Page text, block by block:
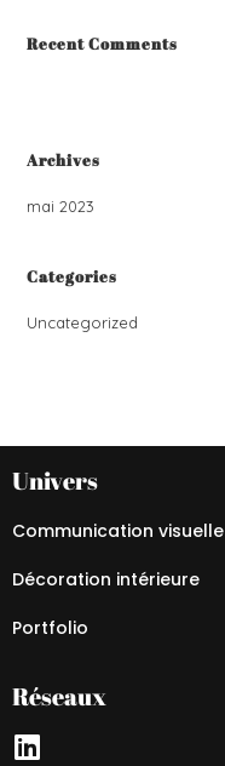
Recent Comments
Archives
mai 2023
Categories
Uncategorized
Univers
Communication visuelle
Décoration intérieure
Portfolio
Réseaux